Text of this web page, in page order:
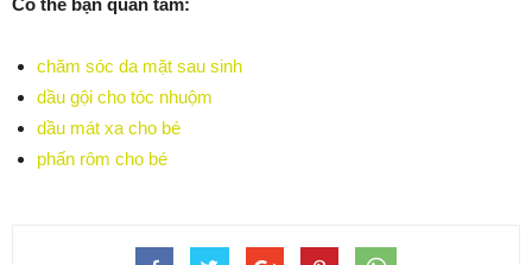
Có thể bạn quan tâm:
chăm sóc da mặt sau sinh
dầu gội cho tóc nhuộm
dầu mát xa cho bé
phấn rôm cho bé